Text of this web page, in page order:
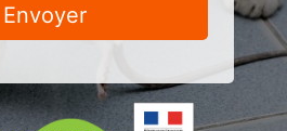
Envoyer